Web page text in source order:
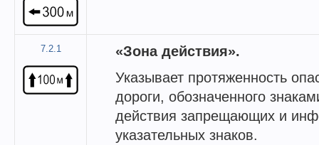
7.2.1
«Зона действия».
Указывает протяженность
дороги, обозначенного
действия запрещающих и
указательных знаков.